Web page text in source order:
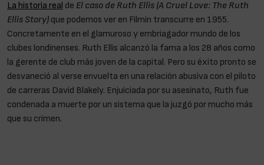
La historia real de El caso de Ruth Ellis (A Cruel Love: The Ruth
Ellis Story) que podemos ver en Filmin transcurre en 1955.
Concretamente en el glamuroso y embriagador mundo de los
clubes londinenses. Ruth Ellis alcanzó la fama a los 28 años como
la gerente de club más joven de la capital. Pero su éxito pronto se
desvaneció al verse envuelta en una relación abusiva con el piloto
de carreras David Blakely. Enjuiciada por su asesinato, Ruth fue
condenada a muerte por un sistema que la juzgó por mucho más
que su crimen.